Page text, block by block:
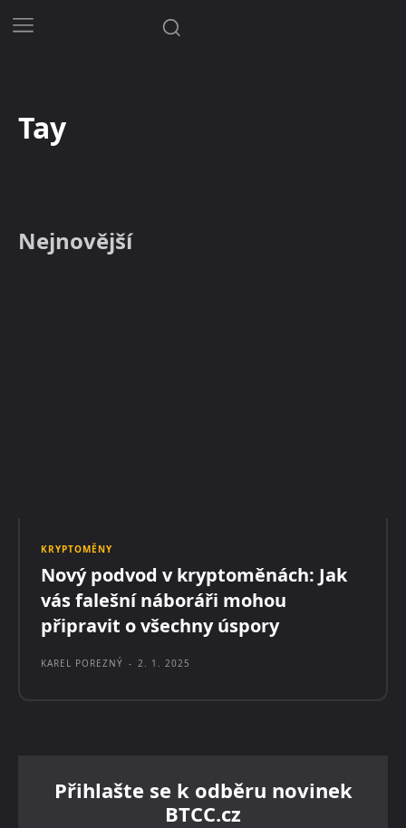
Tay
Nejnovější
KRYPTOMĚNY
Nový podvod v kryptoměnách: Jak
vás falešní náboráři mohou
připravit o všechny úspory
KAREL POREZNÝ - 2. 1. 2025
Přihlašte se k odběru novinek
BTCC.cz